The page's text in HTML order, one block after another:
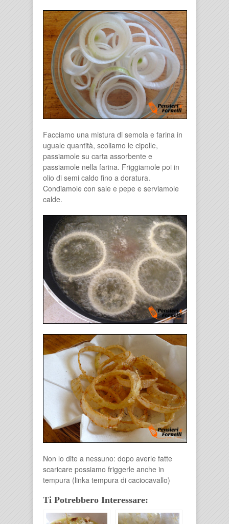
Facciamo una mistura di semola e farina in
uguale quantità, scoliamo le cipolle,
passiamole su carta assorbente e
passiamole nella farina. Friggiamole poi in
olio di semi caldo fino a doratura.
Condiamole con sale e pepe e serviamole
calde.
Non lo dite a nessuno: dopo averle fatte
scaricare possiamo friggerle anche in
tempura (linka tempura di caciocavallo)
Ti Potrebbero Interessare: